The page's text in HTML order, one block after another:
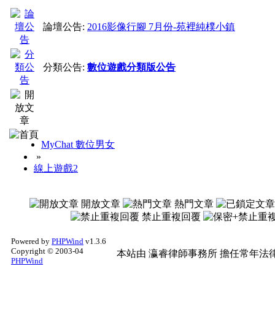
論壇公告: 2016影像行腳 7月份-苑裡純樸小鎮
分類公告: 數位遊戲分類版公告
MyChat 數位男女
»
線上遊戲2
開放文章
熱門文章
禁止重複回覆
Powered by PHPWind v1.3.6
Copyright © 2003-04
PHPWind
本站由 瀛睿律師事務所 擔任常年法